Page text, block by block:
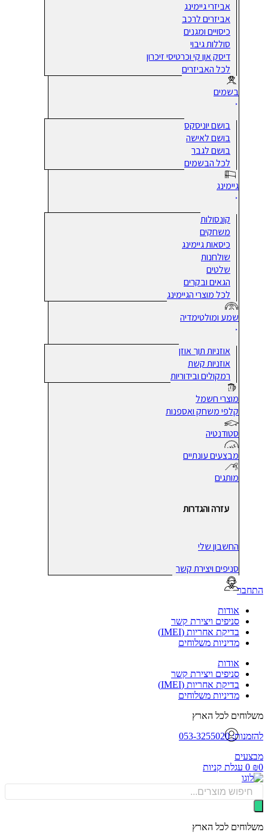
אביזרי גיימינג
אביזרים לרכב
כיסויים ומגנים
סוללות גיבוי
דיסק און קי וכרטיסי זיכרון
לכל האביזרים
בשמים
בושם יוניסקס
בושם לאישה
בושם לגבר
לכל הבשמים
גיימינג
קונסולות
משחקים
כיסאות גיימינג
שולחנות
שלטים
הגאים ובקרים
לכל מוצרי הגיימינג
שמע ומולטימדיה
אוזניות תוך אוזן
אוזניות קשת
רמקולים ובידוריות
מוצרי חשמל
קלפי משחק ואספנות
סטודנטיה
מבצעים עונתיים
מותגים
עזרה והגדרות
החשבון שלי
סניפים ויצירת קשר
אודות
סניפים ויצירת קשר
בדיקת אחריות (IMEI)
מדיניות משלוחים
אודות
סניפים ויצירת קשר
בדיקת אחריות (IMEI)
מדיניות משלוחים
לכל הארץ
053-3255020
0 עגלת קניות
לכל הארץ